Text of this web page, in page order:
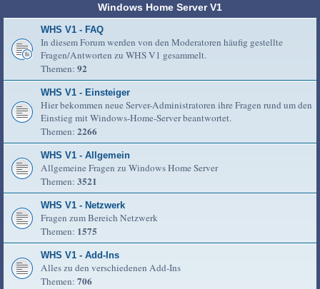
Windows Home Server V1
WHS V1 - FAQ
In diesem Forum werden von den Moderatoren häufig gestellte
Fragen/Antworten zu WHS V1 gesammelt.
Themen: 92
WHS V1 - Einsteiger
Hier bekommen neue Server-Administratoren ihre Fragen rund um den
Einstieg mit Windows-Home-Server beantwortet.
Themen: 2266
WHS V1 - Allgemein
Allgemeine Fragen zu Windows Home Server
Themen: 3521
WHS V1 - Netzwerk
Fragen zum Bereich Netzwerk
Themen: 1575
WHS V1 - Add-Ins
Alles zu den verschiedenen Add-Ins
Themen: 706